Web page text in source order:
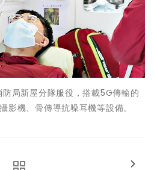
局新屋分隊服役，搭載5G傳輸的
影機、骨傳導抗噪耳機等設備。